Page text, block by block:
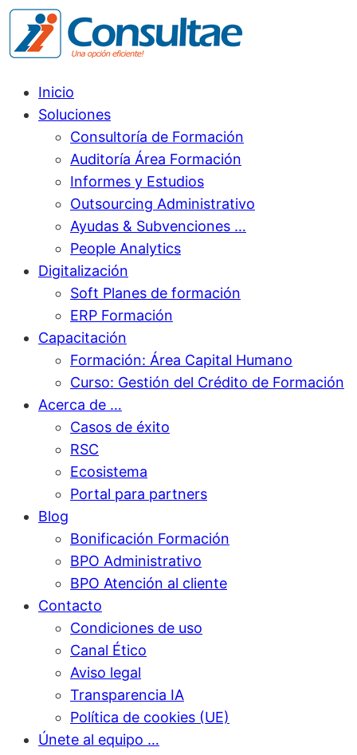
Inicio
Soluciones
Consultoría de Formación
Auditoría Área Formación
Informes y Estudios
Outsourcing Administrativo
Ayudas & Subvenciones …
People Analytics
Digitalización
Soft Planes de formación
ERP Formación
Capacitación
Formación: Área Capital Humano
Curso: Gestión del Crédito de Formación
Acerca de …
Casos de éxito
RSC
Ecosistema
Portal para partners
Blog
Bonificación Formación
BPO Administrativo
BPO Atención al cliente
Contacto
Condiciones de uso
Canal Ético
Aviso legal
Transparencia IA
Política de cookies (UE)
Únete al equipo …